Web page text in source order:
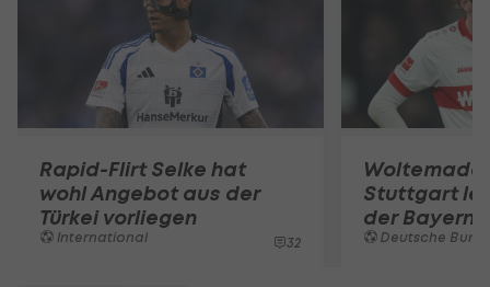
Rapid-Flirt Selke hat
wohl Angebot aus der
Türkei vorliegen
International 32
Stuttgart
der Bayern
Deutsche